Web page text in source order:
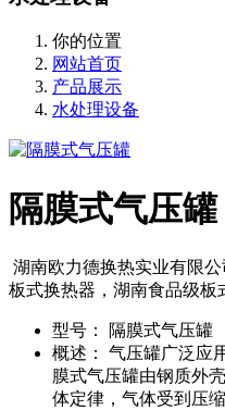
你的位置
网站首页
产品展示
水处理设备
隔膜式气压罐
湖南欧力德换热实业有限
板式换热器，湖南食品级板
型号：
隔膜式气压罐
概述：
气压罐广泛应
膜式气压罐由钢质外
体定律，气体受到压